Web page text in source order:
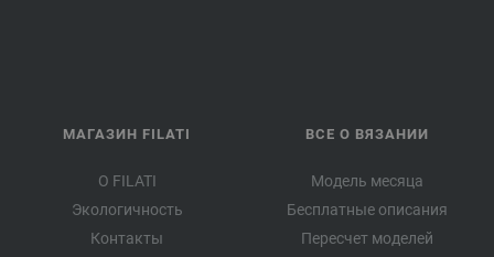
МАГАЗИН FILATI
О FILATI
Экологичность
Контакты
ВСЕ О ВЯЗАНИИ
Модель месяца
Бесплатные описания
Пересчет моделей